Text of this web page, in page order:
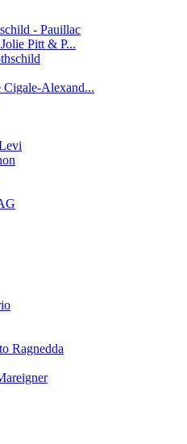
- Pauillac
Pitt & P...
Cigale-Alexand...
Ragnedda